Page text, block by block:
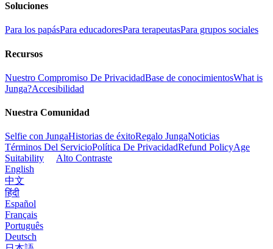
Soluciones
Para los papásPara educadoresPara terapeutasPara grupos sociales
Recursos
Nuestro Compromiso De PrivacidadBase de conocimientosWhat is
Junga?Accesibilidad
Nuestra Comunidad
Selfie con JungaHistorias de éxitoRegalo JungaNoticias
Términos Del ServicioPolítica De PrivacidadRefund PolicyAge
Suitability
Alto Contraste
English
中文
हिंदी
Español
Français
Português
Deutsch